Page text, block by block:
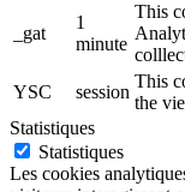
_gat
1
minute
This
YSC
session
This
the
Statistiques
Statistiques
Les cookies